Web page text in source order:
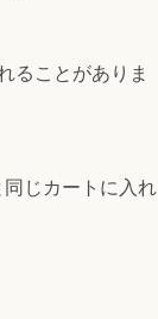
ることがありま
じカートに入れ